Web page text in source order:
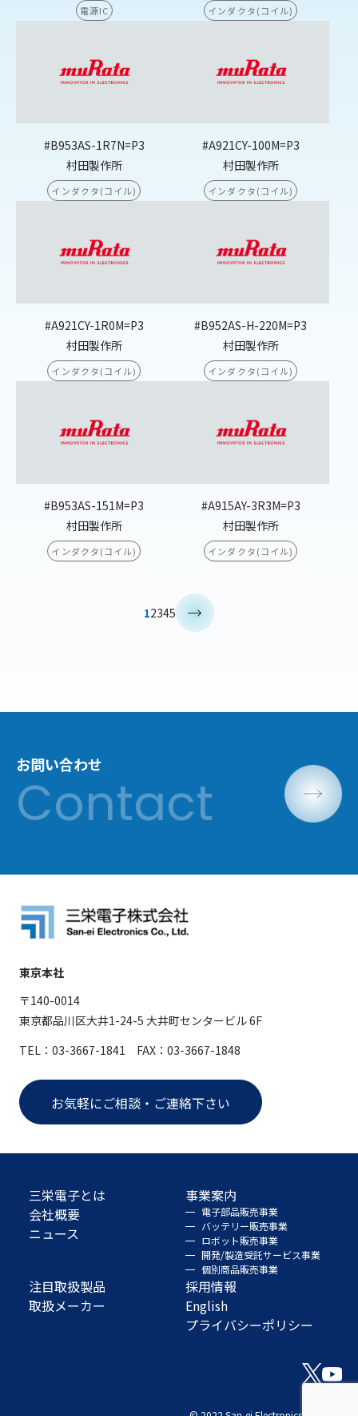
電源IC インダクタ(コイル)
#B953AS-1R7N=P3
村田製作所
インダクタ(コイル)
#A921CY-100M=P3
村田製作所
インダクタ(コイル)
#A921CY-1R0M=P3
村田製作所
インダクタ(コイル)
#B952AS-H-220M=P3
村田製作所
インダクタ(コイル)
#B953AS-151M=P3
村田製作所
インダクタ(コイル)
#A915AY-3R3M=P3
村田製作所
インダクタ(コイル)
12345
お問い合わせ
東京本社
〒140-0014
東京都品川区大井1-24-5 大井町センタービル 6F
TEL：03-3667-1841 FAX：03-3667-1848
お気軽にご相談・ご連絡下さい
三栄電子とは
会社概要
ニュース
事業案内
電子部品販売事業
バッテリー販売事業
ロボット販売事業
開発/製造受託サービス事業
個別商品販売事業
注目取扱製品
取扱メーカー
採用情報
English
プライバシーポリシー